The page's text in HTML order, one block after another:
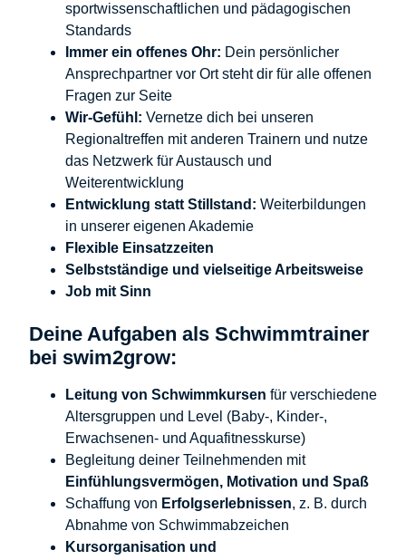
sportwissenschaftlichen und pädagogischen
Standards
Immer ein offenes Ohr: Dein persönlicher
Ansprechpartner vor Ort steht dir für alle offenen
Fragen zur Seite
Wir-Gefühl: Vernetze dich bei unseren
Regionaltreffen mit anderen Trainern und nutze
das Netzwerk für Austausch und
Weiterentwicklung
Entwicklung statt Stillstand: Weiterbildungen
in unserer eigenen Akademie
Flexible Einsatzzeiten
Selbstständige und vielseitige Arbeitsweise
Job mit Sinn
Deine Aufgaben als Schwimmtrainer
bei swim2grow:
Leitung von Schwimmkursen für verschiedene
Altersgruppen und Level (Baby-, Kinder-,
Erwachsenen- und Aquafitnesskurse)
Begleitung deiner Teilnehmenden mit
Einfühlungsvermögen, Motivation und Spaß
Schaffung von Erfolgserlebnissen, z. B. durch
Abnahme von Schwimmabzeichen
Kursorganisation und